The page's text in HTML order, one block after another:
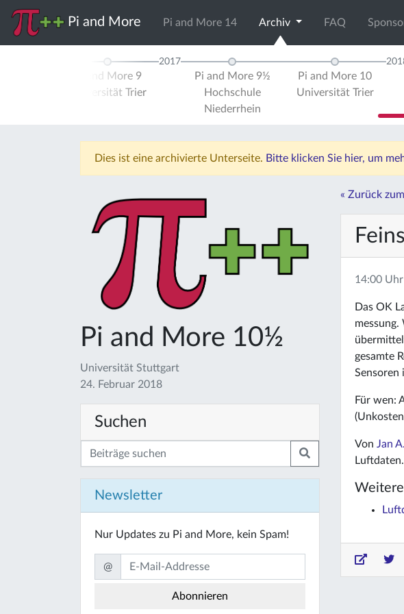
Pi and More Pi and More 14 Archiv FAQ
Pi and More 9
Universität Trier
2017
Pi and More 9½
Hochschule
Niederrhein
Pi and More 10
Universität Trier
Dies ist eine archivierte Unterseite. Bitte klicken Sie hier, um
Pi and More 10½
Universität Stuttgart
24. Februar 2018
Suchen
Newsletter
Nur Updates zu Pi and More, kein Spam!
@
« Zurück
14:00
Das OK
messung.
gesamte
Sensoren
Für wen:
Von Jan